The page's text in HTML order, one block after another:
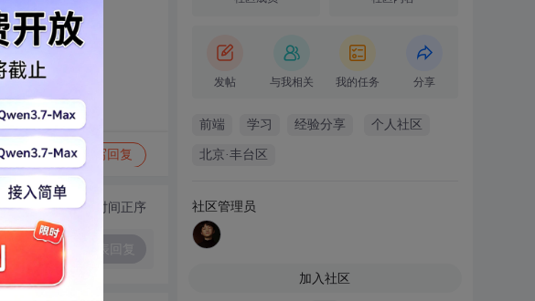
写回复
切换为时间正序
发帖 与我相关 我的任务 分享
前端 学习 经验分享 个人社区
北京·丰台区
社区管理员
加入社区